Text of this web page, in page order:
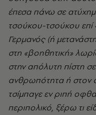
έπεσα πάνω σε
τσούκου-τσούκου
Γερμανός (ή
στη «βοηθητική»
στην απόλυτη πίστη
ανθρωπότητα ή στον
τσίμπαγε εν ριπή
περιπολικό, ξέρω τι